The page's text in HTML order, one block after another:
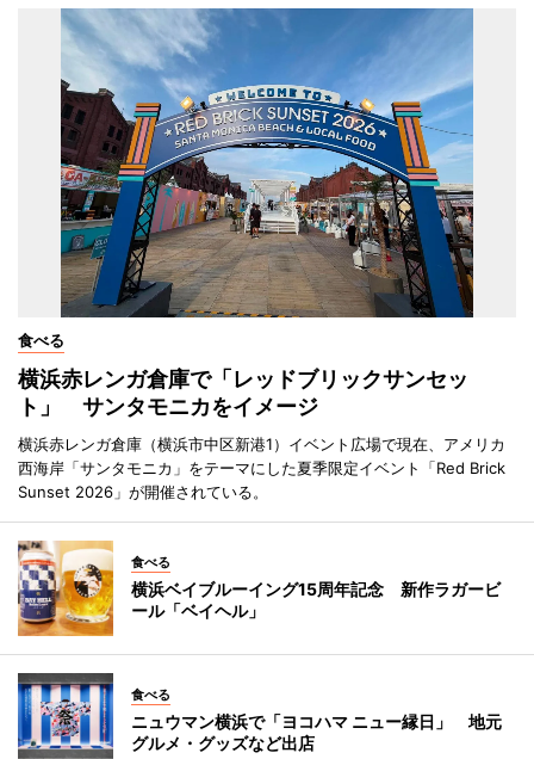
食べる
横浜赤レンガ倉庫で「レッドブリックサンセッ
ト」 サンタモニカをイメージ
横浜赤レンガ倉庫（横浜市中区新港1）イベント広場で現在、アメリカ
西海岸「サンタモニカ」をテーマにした夏季限定イベント「Red Brick
Sunset 2026」が開催されている。
食べる
横浜ベイブルーイング15周年記念 新作ラガービ
ール「ベイヘル」
食べる
ニュウマン横浜で「ヨコハマ ニュー縁日」 地元
グルメ・グッズなど出店